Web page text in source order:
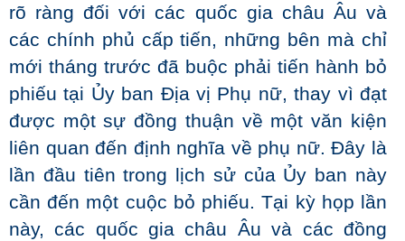
rõ ràng đối với các quốc gia châu Âu và
các chính phủ cấp tiến, những bên mà chỉ
mới tháng trước đã buộc phải tiến hành bỏ
phiếu tại Ủy ban Địa vị Phụ nữ, thay vì đạt
được một sự đồng thuận về một văn kiện
liên quan đến định nghĩa về phụ nữ. Đây là
lần đầu tiên trong lịch sử của Ủy ban này
cần đến một cuộc bỏ phiếu. Tại kỳ họp lần
này, các quốc gia châu Âu và các đồng